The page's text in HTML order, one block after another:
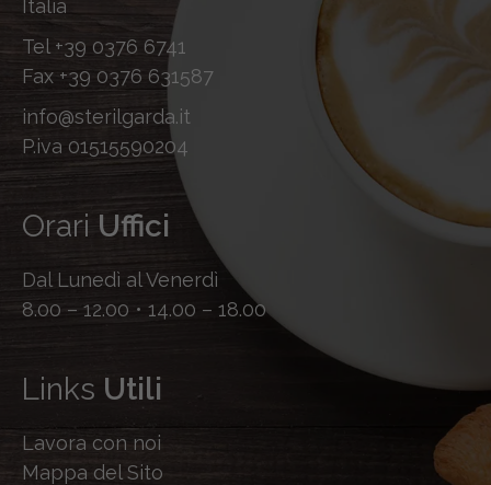
Italia
Tel +39 0376 6741
Fax +39 0376 631587
info@sterilgarda.it
P.iva 01515590204
Orari Uffici
Dal Lunedì al Venerdì
8.00 – 12.00 • 14.00 – 18.00
Links Utili
Lavora con noi
Mappa del Sito